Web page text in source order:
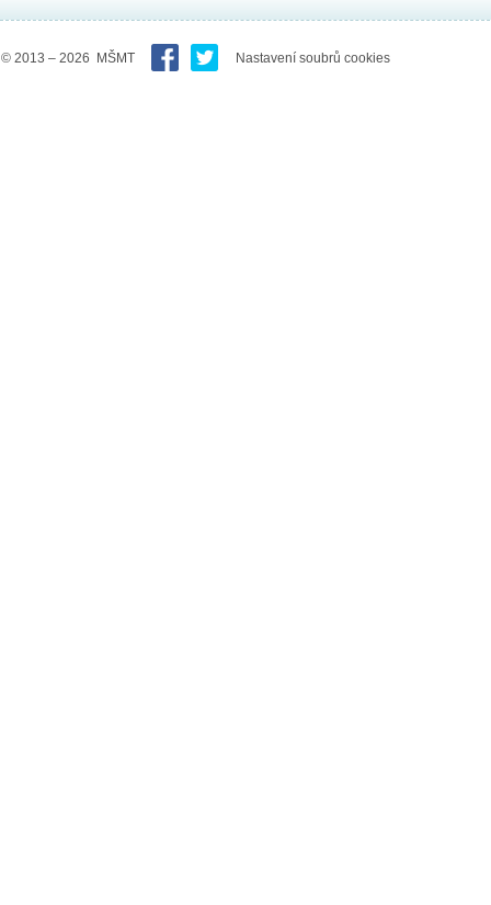
© 2013 – 2026 MŠMT Nastavení soubrů cookies